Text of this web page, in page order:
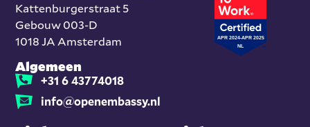
Kattenburgerstraat 5
Gebouw 003-D
1018 JA Amsterdam
Algemeen
+31 6 43774018
info@openembassy.nl